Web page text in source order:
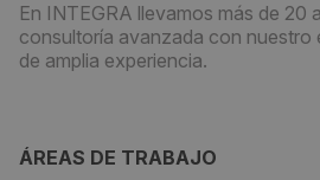
En INTEGRA llevamos más de 20
consultoría avanzada con nuestro
de amplia experiencia.
ÁREAS DE TRABAJO